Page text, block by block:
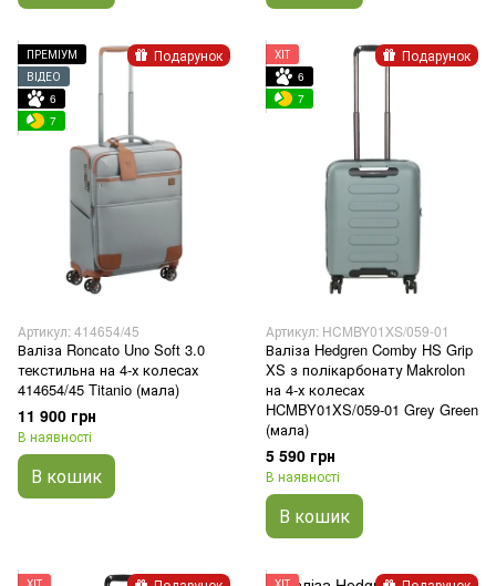
Подарунок
ПРЕМІУМ
ВІДЕО
6
7
Артикул: 414654/45
Валіза Roncato Uno Soft 3.0
текстильна на 4-х колесах
414654/45 Titanio (мала)
11 900 грн
В наявності
В кошик
Подарунок
ХІТ
6
7
Артикул: HCMBY01XS/059-01
Валіза Hedgren Comby HS Grip
XS з полікарбонату Makrolon
на 4-х колесах
HCMBY01XS/059-01 Grey Green
(мала)
5 590 грн
В наявності
В кошик